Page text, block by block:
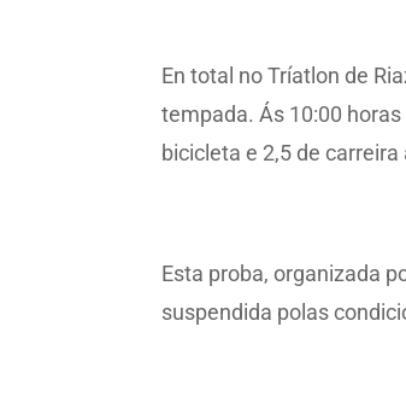
En total no Tríatlon de
tempada. Ás 10:00
bicicleta e 2,5 de
Esta proba, organizada
suspendida polas